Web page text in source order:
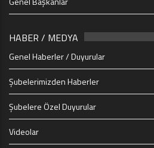
HABER / MEDYA
Genel Haberler / Duyurular
Şubelerimizden Haberler
Şubelere Özel Duyurular
Videolar